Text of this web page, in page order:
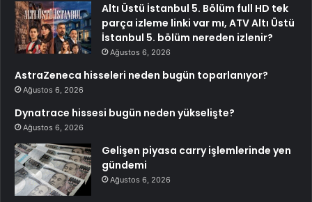
Altı Üstü İstanbul 5. Bölüm full HD tek
parça izleme linki var mı, ATV Altı Üstü
İstanbul 5. bölüm nereden izlenir?
Ağustos 6, 2026
AstraZeneca hisseleri neden bugün toparlanıyor?
Ağustos 6, 2026
Dynatrace hissesi bugün neden yükselişte?
Ağustos 6, 2026
Gelişen piyasa carry işlemlerinde yen
gündemi
Ağustos 6, 2026